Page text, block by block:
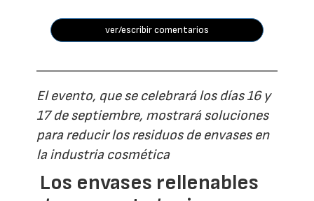
ver/escribir comentarios
El evento, que se celebrará los días 16 y
17 de septiembre, mostrará soluciones
para reducir los residuos de envases en
la industria cosmética
Los envases rellenables